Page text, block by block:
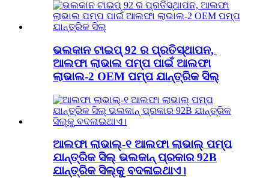
ଭଲକାନ ଟାଇପ୍ 92 ର ପ୍ରତିସ୍ଥାପନ, ​​
ଆଲଫା ଲାଭାଲ ପମ୍ପ ପାଇଁ ଆଲଫା
ଲାଭାଲ-2 OEM ପମ୍ପ ଯାନ୍ତ୍ରିକ ସିଲ୍
ଆଲଫା ଲାଭାଲ୍-୧ ଆଲଫା ଲାଭାଲ୍ ପମ୍ପ
ଯାନ୍ତ୍ରିକ ସିଲ୍ ଭଲକାନ୍ ପ୍ରକାର 92B
ଯାନ୍ତ୍ରିକ ସିଲ୍‌କୁ ବଦଳାଇଥାଏ।